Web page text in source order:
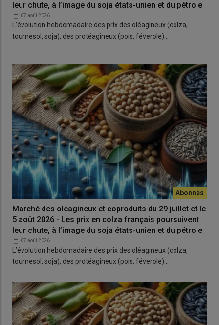
leur chute, à l’image du soja états-unien et du pétrole
07 août 2026
L’évolution hebdomadaire des prix des oléagineux (colza,
tournesol, soja), des protéagineux (pois, féverole)…
Marché des oléagineux et coproduits du 29 juillet et le
5 août 2026 - Les prix en colza français poursuivent
leur chute, à l’image du soja états-unien et du pétrole
07 août 2026
L’évolution hebdomadaire des prix des oléagineux (colza,
tournesol, soja), des protéagineux (pois, féverole)…